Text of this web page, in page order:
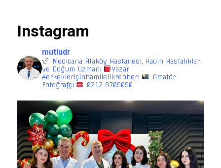
Instagram
mutludr
Medicana Ataköy Hastanesi, Kadın Hastalıkları
ve Doğum Uzmanı
Yazar
#erkekleriçinhamilelikrehberi
Amatör
Fotoğrafçı
0212 9709090